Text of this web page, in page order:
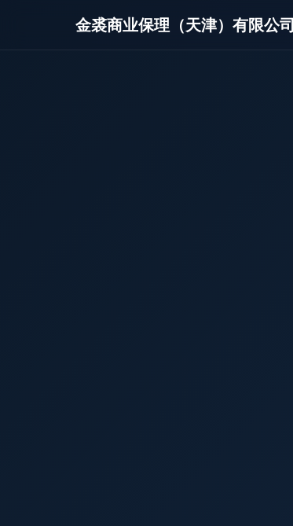
金裘商业保理（天津）有限公司